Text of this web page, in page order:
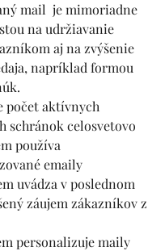
mail  je mimoriadne
na udržiavanie
aj na zvýšenie
napríklad formou
počet aktívnych
schránok celosvetovo
používa
emaily
uvádza v poslednom
záujem zákazníkov z
personalizuje maily